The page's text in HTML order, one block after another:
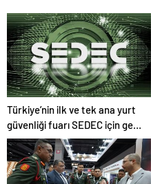
Türkiye’nin ilk ve tek ana yurt
güvenliği fuarı SEDEC için geri
sayım